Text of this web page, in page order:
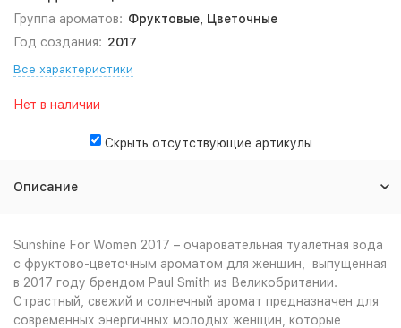
Группа ароматов: Фруктовые, Цветочные
Год создания: 2017
Все характеристики
Нет в наличии
Скрыть отсутствующие артикулы
Описание
Sunshine For Women 2017 – очаровательная туалетная вода
с фруктово-цветочным ароматом для женщин, выпущенная
в 2017 году брендом Paul Smith из Великобритании.
Страстный, свежий и солнечный аромат предназначен для
современных энергичных молодых женщин, которые